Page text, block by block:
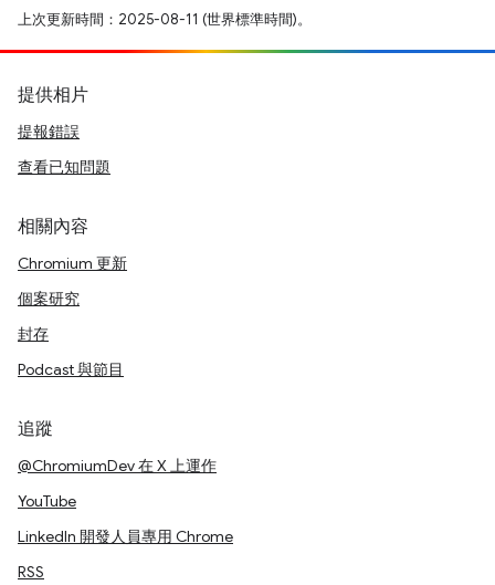
上次更新時間：2025-08-11 (世界標準時間)。
提供相片
提報錯誤
查看已知問題
相關內容
Chromium 更新
個案研究
封存
Podcast 與節目
追蹤
@ChromiumDev 在 X 上運作
YouTube
LinkedIn 開發人員專用 Chrome
RSS